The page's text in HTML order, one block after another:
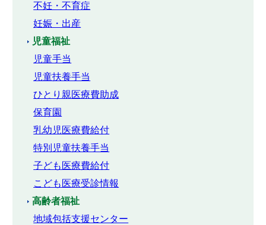
不妊・不育症
妊娠・出産
児童福祉
児童手当
児童扶養手当
ひとり親医療費助成
保育園
乳幼児医療費給付
特別児童扶養手当
子ども医療費給付
こども医療受診情報
高齢者福祉
地域包括支援センター